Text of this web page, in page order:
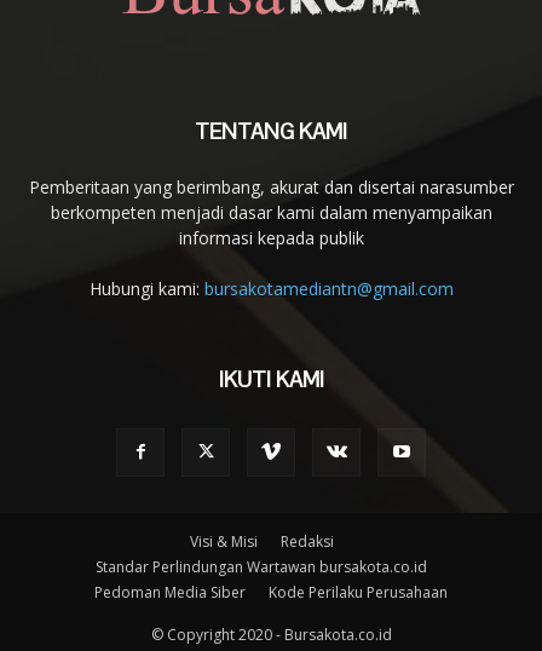
TENTANG KAMI
Pemberitaan yang berimbang, akurat dan disertai narasumber
berkompeten menjadi dasar kami dalam menyampaikan
informasi kepada publik
Hubungi kami: bursakotamediantn@gmail.com
IKUTI KAMI
Visi & Misi
Redaksi
Standar Perlindungan Wartawan bursakota.co.id
Pedoman Media Siber
Kode Perilaku Perusahaan
© Copyright 2020 - Bursakota.co.id